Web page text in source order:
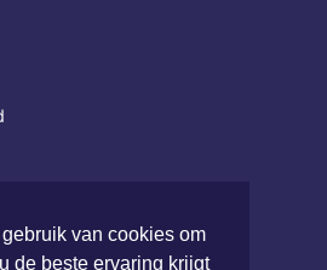
van cookies om
de beste ervaring krijgt